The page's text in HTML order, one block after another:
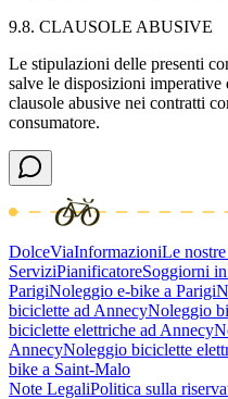
9.8. CLAUSOLE ABUSIVE
Le stipulazioni delle presenti
salve le disposizioni
clausole abusive nei contratti
consumatore.
DolceViaInformazioniLe
ServiziPianificatoreSoggiorni
ParigiNoleggio e-bike a Parigi
biciclette ad AnnecyNoleggio
biciclette elettriche ad Annecy
AnnecyNoleggio biciclette
bike a Saint-Malo
Note LegaliPolitica sulla